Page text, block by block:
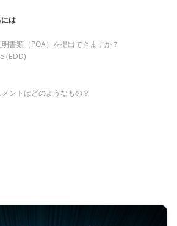
は
書類（POA）を提出できますか？
(EDD)
ントはどのようなもの？